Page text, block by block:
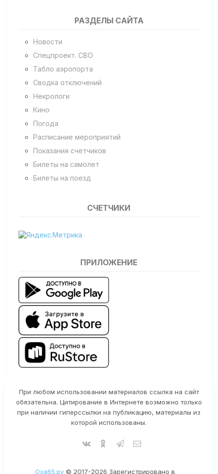
РАЗДЕЛЫ САЙТА
Новости
Спецпроект. СВО
Табло аэропорта
Сводка отключений
Некрологи
Кино
Погода
Расписание мероприятий
Показания счетчиков
Билеты на самолет
Билеты на поезд
СЧЕТЧИКИ
ПРИЛОЖЕНИЕ
При любом использовании материалов ссылка на сайт
обязательна. Цитирование в Интернете возможно только
при наличии гиперссылки на публикацию, материалы из
которой использованы.
Оха65.ру© 2017-2026 Зарегистрировано в